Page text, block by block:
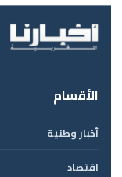
الأقسام
أخبار وطنية
اقتصاد